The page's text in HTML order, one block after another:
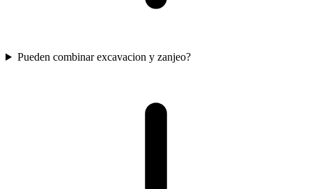
Pueden combinar excavacion y zanjeo?